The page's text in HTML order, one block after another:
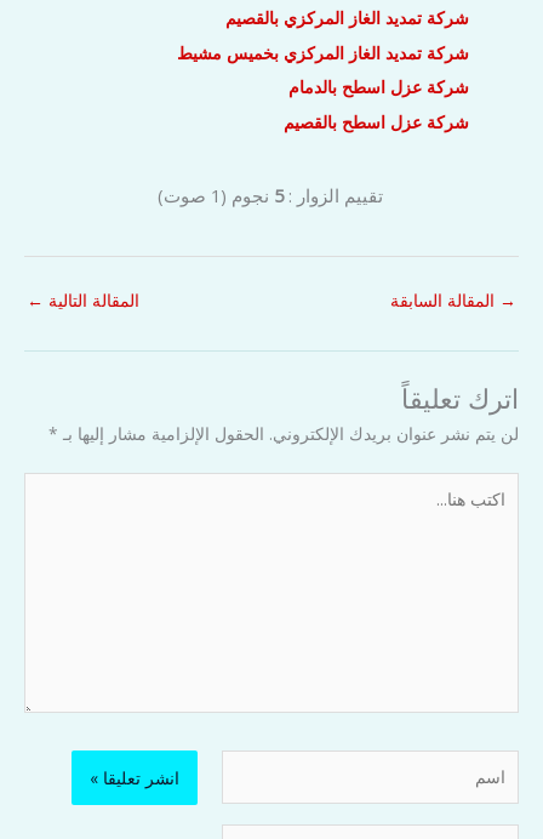
شركة تمديد الغاز المركزي بالقصيم
شركة تمديد الغاز المركزي بخميس مشيط
شركة عزل اسطح بالدمام
شركة عزل اسطح بالقصيم
تقييم الزوار : 5 نجوم (
1 صوت)
→ المقالة السابقة المقالة التالية ←
اترك تعليقاً
لن يتم نشر عنوان بريدك الإلكتروني. الحقول الإلزامية مشار إليها بـ *
هنا...